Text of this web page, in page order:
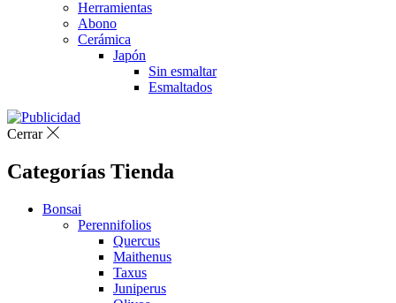
Herramientas
Abono
Cerámica
Japón
Sin esmaltar
Esmaltados
Cerrar
Categorías Tienda
Bonsai
Perennifolios
Quercus
Maithenus
Taxus
Juniperus